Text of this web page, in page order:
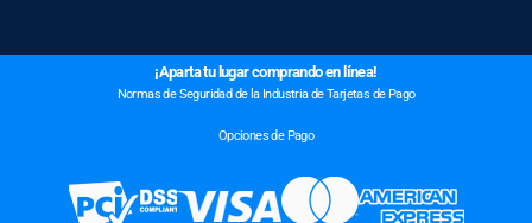
¡Aparta tu lugar comprando en línea!
Normas de Seguridad de la Industria de Tarjetas de Pago
Opciones de Pago